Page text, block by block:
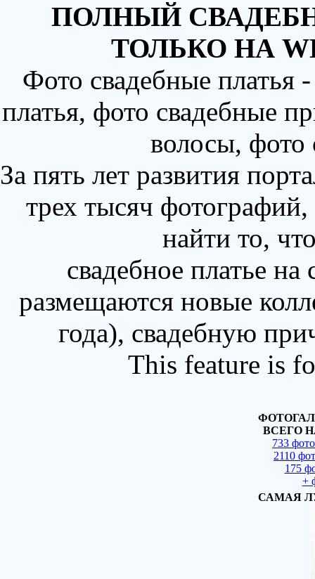
ПОЛНЫЙ
ТОЛЬКО НА
Фото свадебные
платья, фото свадебные
волосы,
За пять лет развития
трех тысяч
найти то,
свадебное платье
размещаются новые
года), свадебную
This feature is
ВСЕГО
733
2110
175
+
САМАЯ